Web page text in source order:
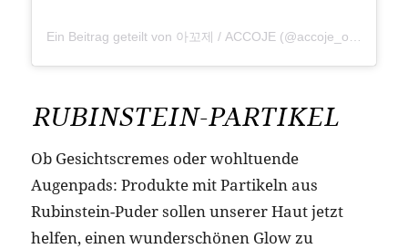
Ein Beitrag geteilt von 아꼬제 / ACCOJE (@accoje_official)
RUBINSTEIN-PARTIKEL
Ob Gesichtscremes oder wohltuende
Augenpads: Produkte mit Partikeln aus
Rubinstein-Puder sollen unserer Haut jetzt
helfen, einen wunderschönen Glow zu